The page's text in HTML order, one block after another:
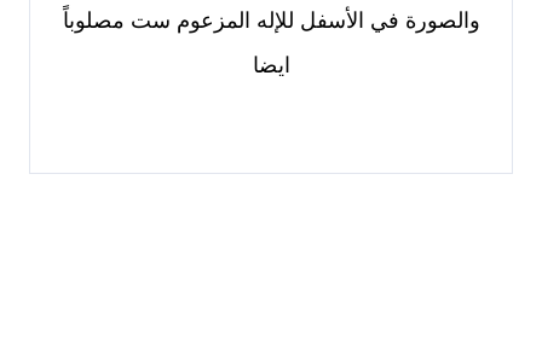
والصورة في الأسفل للإله المزعوم ست مصلوباً